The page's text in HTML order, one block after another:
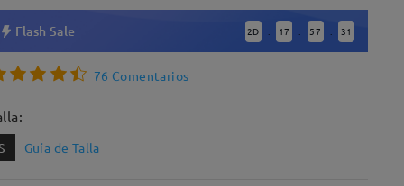
Flash Sale 2D : 17 : 57 : 30
76 Comentarios
Guía de Talla